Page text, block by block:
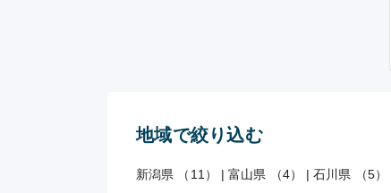
地域で絞り込む
新潟県 （11） |富山県 （4） |石川県 （5）